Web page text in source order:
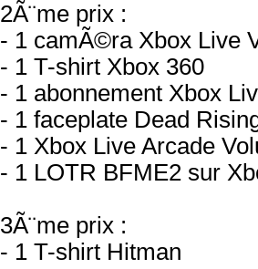
2Ã¨me prix :
- 1 camÃ©ra Xbox Live
- 1 T-shirt Xbox 360
- 1 abonnement Xbox
- 1 faceplate Dead
- 1 Xbox Live Arcade
- 1 LOTR BFME2 sur
3Ã¨me prix :
- 1 T-shirt Hitman